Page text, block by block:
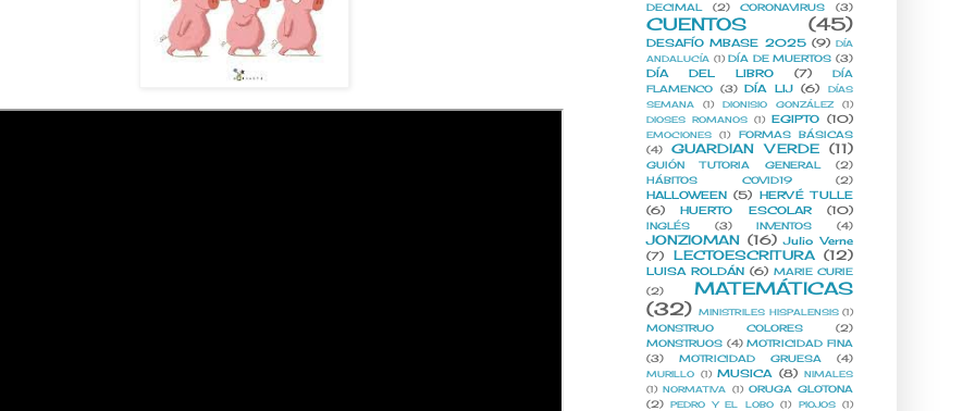
DECIMAL
(2) CORONAVIRUS (3)
CUENTOS (45)
DESAFÍO MBASE 2025 (9) DÍA
ANDALUCÍA (1) DÍA DE MUERTOS (3)
DÍA DEL LIBRO (7)
DÍA
FLAMENCO
(3) DÍA LIJ (6)
DÍAS
SEMANA
(1) DIONISIO GONZÁLEZ
(1)
DIOSES ROMANOS (1) EGIPTO (10)
EMOCIONES (1)
FORMAS BÁSICAS
(4)
GUARDIAN VERDE (11)
GUIÓN TUTORIA GENERAL
(2)
HÁBITOS COVID19
(2)
HALLOWEEN (5) HERVÉ TULLE
(6)
HUERTO ESCOLAR (10)
INGLÉS (3) INVENTOS (4)
JONZIOMAN (16) Julio Verne
(7)
LECTOESCRITURA (12)
LUISA ROLDÁN (6) MARIE CURIE
(2)
MATEMÁTICAS
(32)
MINISTRILES HISPALENSIS (1)
MONSTRUO COLORES
(2)
MONSTRUOS (4) MOTRICIDAD FINA
(3)
MOTRICIDAD GRUESA (4)
MURILLO (1) MUSICA (8)
NIMALES
(1) NORMATIVA (1) ORUGA GLOTONA
(2)
PEDRO Y EL LOBO (1) PIOJOS (1)